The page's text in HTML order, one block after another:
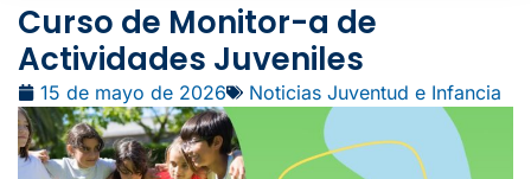
Curso de Monitor-a de
Actividades Juveniles
15 de mayo de 2026 Noticias Juventud e Infancia